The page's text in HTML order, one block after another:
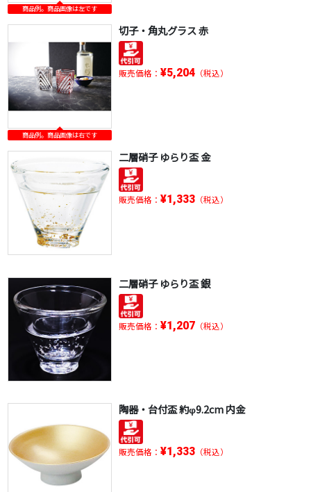
商品例。商品画像は左です
商品例。商品画像は右です
切子・角丸グラス 赤
販売価格： ¥5,204（税込）
二層硝子 ゆらり盃 金
販売価格： ¥1,333（税込）
二層硝子 ゆらり盃 銀
販売価格： ¥1,207（税込）
陶器・台付盃 約φ9.2cm 内金
販売価格： ¥1,333（税込）